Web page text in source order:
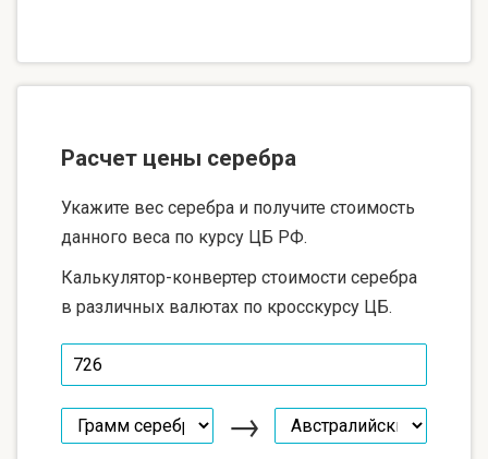
Расчет цены серебра
Укажите вес серебра и получите стоимость
данного веса по курсу ЦБ РФ.
Калькулятор-конвертер стоимости серебра
в различных валютах по кросскурсу ЦБ.
→